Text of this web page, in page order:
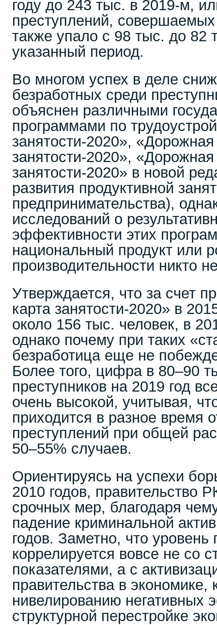
году до 243 тыс. в 2019-м,
преступлений,
также упало с 98 тыс. до 82
указанный период.
Во многом успех в деле
безработных среди
объяснен различными
программами по
занятости-2020», «Дорожная
занятости-2020», «Дорожная
занятости-2020» в новой
развития продуктивной
предпринимательства),
исследований о
эффективности этих
национальный продукт или
производительности никто
Утверждается, что за счет
карта занятости-2020» в
около 156 тыс. человек, в
однако почему при таких
безработица еще не
Более того, цифра в 80–90
преступников на 2019 год
очень высокой, учитывая,
приходится в разное время
преступлений при общей
50–55% случаев.
Ориентируясь на успехи
2010 годов, правительство
срочных мер, благодаря
падение криминальной
годов. Заметно, что уровень
коррелируется вовсе не со
показателями, а с
правительства в экономике,
нивелированию негативных
структурной перестройке